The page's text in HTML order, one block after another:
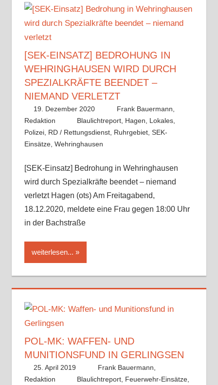
[SEK-EINSATZ] BEDROHUNG IN
WEHRINGHAUSEN WIRD DURCH
SPEZIALKRÄFTE BEENDET –
NIEMAND VERLETZT
19. Dezember 2020
Frank Bauermann,
Redaktion
Blaulichtreport Hagen Lokales
Polizei, RD / Rettungsdienst, Ruhrgebiet, SEK-
Einsätze, Wehringhausen
[SEK-Einsatz] Bedrohung in Wehringhausen
wird durch Spezialkräfte beendet – niemand
verletzt Hagen (ots) Am Freitagabend,
18.12.2020, meldete eine Frau gegen 18:00 Uhr
in der Bachstraße
weiterlesen...
POL-MK: WAFFEN- UND
MUNITIONSFUND IN GERLINGSEN
25. April 2019
Frank Bauermann,
Redaktion
Blaulichtreport Feuerwehr-Einsätze